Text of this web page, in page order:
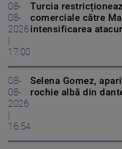
08-
08-
2026
|
17:00
Turcia
comerciale către
intensificarea
08-
08-
2026
|
16:54
Selena Gomez,
rochie albă din